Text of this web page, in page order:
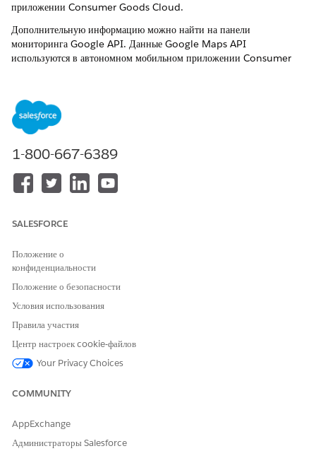
приложении Consumer Goods Cloud.
Дополнительную информацию можно найти на панели
мониторинга Google API. Данные Google Maps API
используются в автономном мобильном приложении Consumer
API направлений
Настройка ключей Google API
При создании экземпляра Salesforce настройте ключи Google
API, чтобы выездные представители могли использовать карты
Google из автономного мобильного приложения Consumer
Goods Cloud.
ЭТА СТАТЬЯ РЕШИЛА ВАШУ ПРОБЛЕМУ?
Оставьте свой отзыв, чтобы мы могли стать лучше!
1-800-667-6389
SALESFORCE
Положение о
конфиденциальности
Положение о безопасности
Условия использования
Правила участия
Центр настроек cookie-файлов
Your Privacy Choices
COMMUNITY
AppExchange
Администраторы Salesforce